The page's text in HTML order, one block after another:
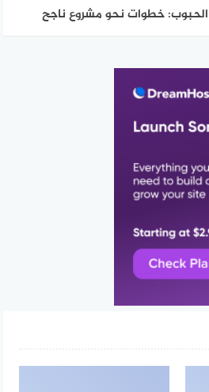
خطوات نحو مشروع ناجح